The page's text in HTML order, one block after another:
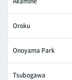
Oroku
Onoyama Park
Tsubogawa